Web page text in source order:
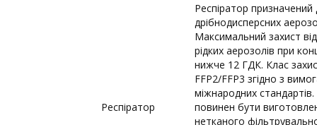
Респіратор
Респіратор призначений
дрібнодисперсних
Максимальний захист
рідких аерозолів при
нижче 12 ГДК. Клас
FFP2/FFP3 згідно з
міжнародних
повинен бути
нетканого